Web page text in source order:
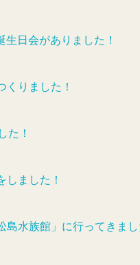
日会がありました！
りました！
た！
ました！
水族館」に行ってきま